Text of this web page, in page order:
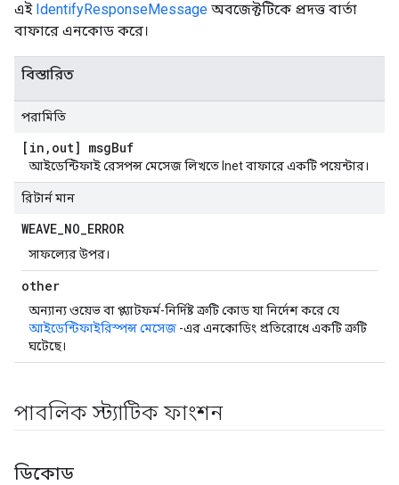
এই IdentifyResponseMessage অবজেক্টটিকে প্রদত্ত বার্তা
বাফারে এনকোড করে।
বিস্তারিত
পরামিতি
[in , out] msgBuf
আইডেন্টিফাই রেসপন্স মেসেজ লিখতে Inet বাফারে একটি পয়েন্টার।
রিটার্ন মান
WEAVE_NO_ERROR
সাফল্যের উপর।
other
অন্যান্য ওয়েভ বা প্ল্যাটফর্ম-নির্দিষ্ট ত্রুটি কোড যা নির্দেশ করে যে
আইডেন্টিফাইরিস্পন্স মেসেজ -এর এনকোডিং প্রতিরোধে একটি ত্রুটি
ঘটেছে।
পাবলিক স্ট্যাটিক ফাংশন
ডিকোড